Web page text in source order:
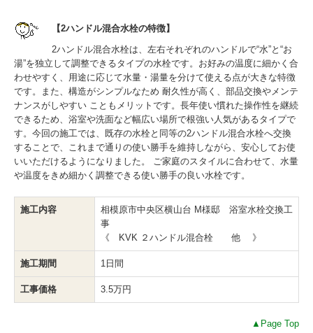
【2ハンドル混合水栓の特徴】
2ハンドル混合水栓は、左右それぞれのハンドルで“水”と“お
湯”を独立して調整できるタイプの水栓です。お好みの温度に細かく合
わせやすく、用途に応じて水量・湯量を分けて使える点が大きな特徴
です。また、構造がシンプルなため 耐久性が高く、部品交換やメンテ
ナンスがしやすい こともメリットです。長年使い慣れた操作性を継続
できるため、浴室や洗面など幅広い場所で根強い人気があるタイプで
す。今回の施工では、既存の水栓と同等の2ハンドル混合水栓へ交換
することで、これまで通りの使い勝手を維持しながら、安心してお使
いいただけるようになりました。 ご家庭のスタイルに合わせて、水量
や温度をきめ細かく調整できる使い勝手の良い水栓です。
施工内容
相模原市中央区横山台 M様邸 浴室水栓交換工
事
《 KVK ２ハンドル混合栓 他 》
施工期間 1日間
工事価格 3.5万円
▲Page Top